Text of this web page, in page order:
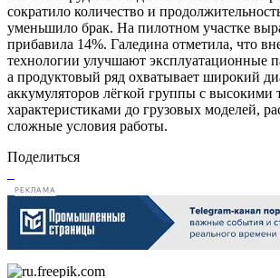
сократило количество и
уменьшило брак. На пилотном участке
прибавила 14%. Галедина отметила, что
технологии улучшают эксплуатационные
а продуктовый ряд охватывает широкий
аккумуляторов лёгкой группы с высокими
характеристиками до грузовых моделей,
сложные условия работы.
Поделиться
РЕКЛАМА